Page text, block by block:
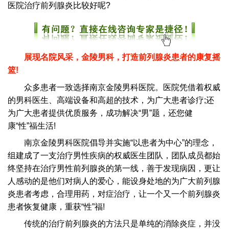
医院治疗前列腺炎比较好呢?
展现名院风采，金陵男科，打造前列腺炎患者的康复摇
篮!
众多患者一致选择南京金陵男科医院。医院凭借着权威
的男科医生、高端设备和高超的技术，为广大患者诊疗;还
为广大患者提供优质服务，成功解决“男”题，还您健
康“性”福生活!
南京金陵男科医院倡导并实施“以患者为中心”的理念，
组建成了一支治疗男性疾病的权威医生团队，团队成员都始
终坚持在治疗男性前列腺炎的第一线，善于发现病因，更让
人感动的是他们对病人的爱心，能设身处地的为广大前列腺
炎患者考虑，合理用药，对症治疗，让一个又一个前列腺炎
患者恢复健康，重获“性”福!
传统的治疗前列腺炎的方法只是单纯的消除炎症，并没